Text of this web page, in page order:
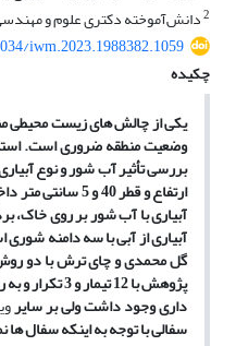
2دانش‌آموخته دکتری علوم و مهندسی
iwm.2023.1988382.1059
چکیده
یکی از چالش­ های زیست­ محیطی
وضعیت منطقه ضروری است.
بررسیتأثیر آب شور و نوع
آبیاری با آب شور بر روی خاک،
آبیاری از آبی با سه دامنه
پژوهش با 12
داری وجود داشت ولی بر سایر
سفالی با توجه به اینکه سفال­